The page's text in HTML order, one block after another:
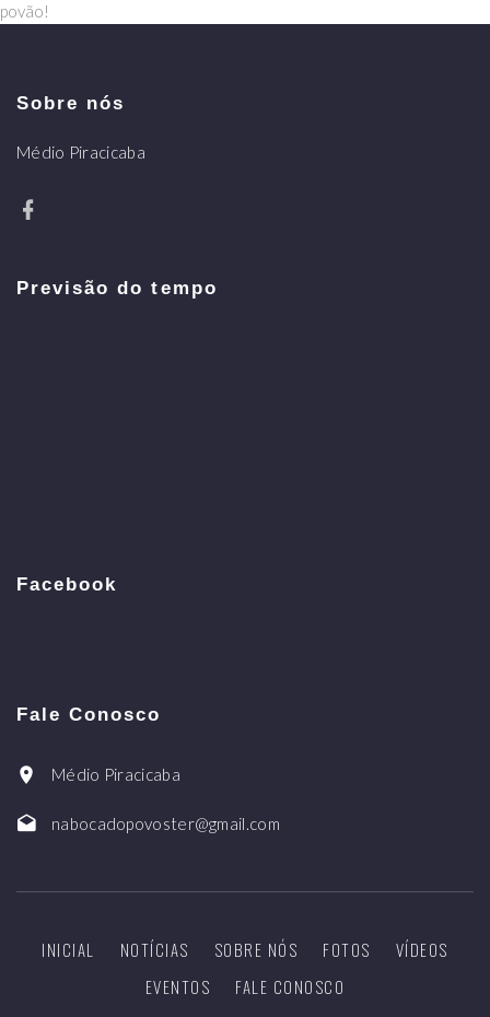
povão!
Sobre nós
Médio Piracicaba
Previsão do tempo
Facebook
Fale Conosco
Médio Piracicaba
nabocadopovoster@gmail.com
INICIAL NOTÍCIAS SOBRE NÓS FOTOS
VÍDEOS
EVENTOS
FALE CONOSCO